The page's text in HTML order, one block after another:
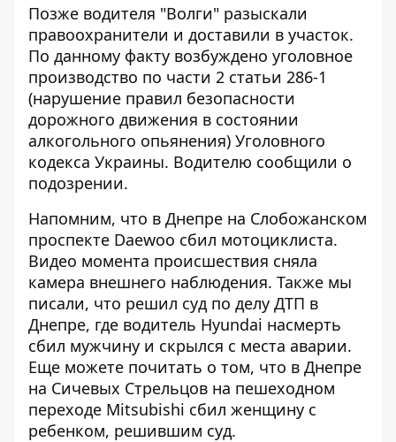
Позже водителя "Волги" разыскали
правоохранители и доставили в участок.
По данному факту возбуждено уголовное
производство по части 2 статьи 286-1
(нарушение правил безопасности
дорожного движения в состоянии
алкогольного опьянения) Уголовного
кодекса Украины. Водителю сообщили о
подозрении.
Напомним, что в Днепре на Слобожанском
проспекте Daewoo сбил мотоциклиста.
Видео момента происшествия сняла
камера внешнего наблюдения. Также мы
писали, что решил суд по делу ДТП в
Днепре, где водитель Hyundai насмерть
сбил мужчину и скрылся с места аварии.
Еще можете почитать о том, что в Днепре
на Сичевых Стрельцов на пешеходном
переходе Mitsubishi сбил женщину с
ребенком, решившим суд.